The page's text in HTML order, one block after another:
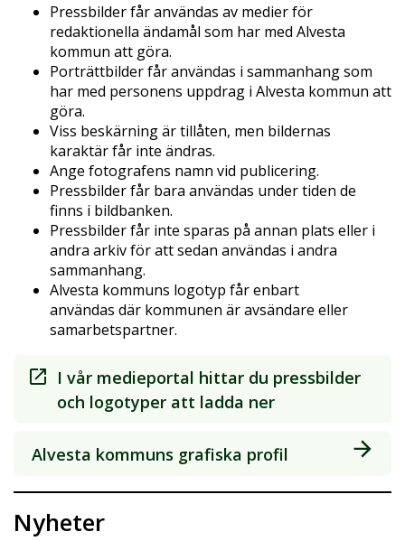
Pressbilder får användas av medier för
redaktionella ändamål som har med Alvesta
kommun att göra.
Porträttbilder får användas i sammanhang som
har med personens uppdrag i Alvesta kommun att
göra.
Viss beskärning är tillåten, men bildernas
karaktär får inte ändras.
Ange fotografens namn vid publicering.
Pressbilder får bara användas under tiden de
finns i bildbanken.
Pressbilder får inte sparas på annan plats eller i
andra arkiv för att sedan användas i andra
sammanhang.
Alvesta kommuns logotyp får enbart
användas där kommunen är avsändare eller
samarbetspartner.
I vår medieportal hittar du pressbilder
och logotyper att ladda ner
Alvesta kommuns grafiska profil
Nyheter